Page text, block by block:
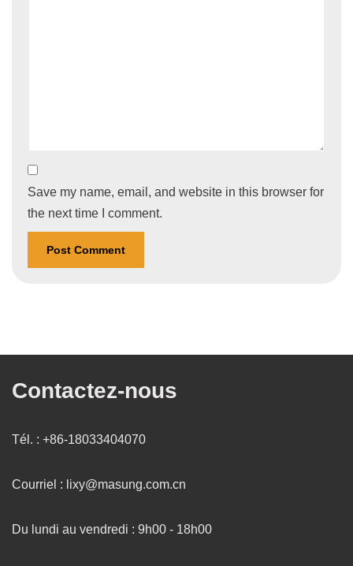
Save my name, email, and website in this browser for
the next time I comment.
Contactez-nous
Tél. : +86-18033404070
Courriel : lixy@masung.com.cn
Du lundi au vendredi : 9h00 - 18h00